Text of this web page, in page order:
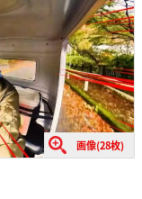
画像(28枚)